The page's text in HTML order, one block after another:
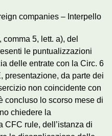
companies – Interpello
5, lett. a), del
le puntualizzazioni
delle entrate con la Circ. 6
presentazione, da parte dei
non coincidente con
concluso lo scorso mese di
chiedere la
CFC rule, dell’istanza di